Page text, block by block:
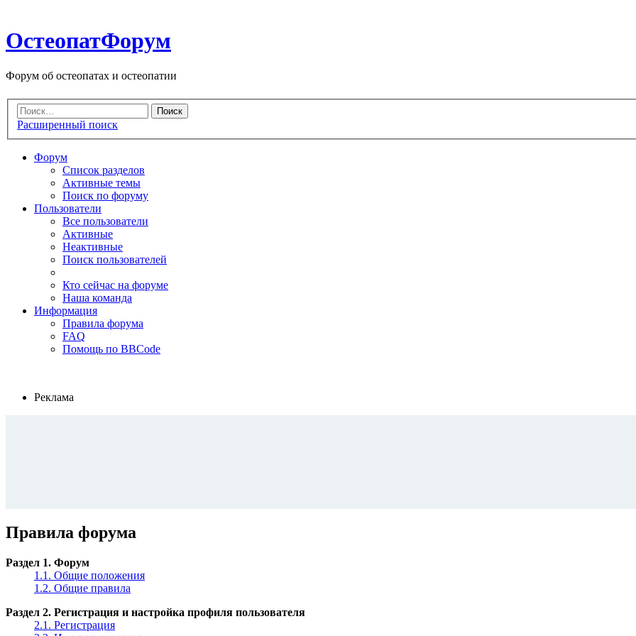
ОстеопатФорум
Форум об остеопатах и остеопатии
Расширенный поиск
Форум
Список разделов
Активные темы
Поиск по форуму
Пользователи
Все пользователи
Активные
Неактивные
Поиск пользователей
Кто сейчас на форуме
Наша команда
Информация
Правила форума
FAQ
Помощь по BBCode
Реклама
Правила форума
Раздел 1. Форум
1.1. Общие положения
1.2. Общие правила
Раздел 2. Регистрация и настройка профиля пользователя
2.1. Регистрация